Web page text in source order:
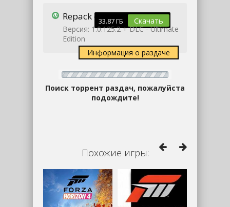
Repack от DODI
33.87 ГБ Скачать
Версия: 1.0.125.2 + DLC - Ultimate
Edition
Информация о раздаче
Поиск торрент раздач, пожалуйста
подождите!
Похожие игры: